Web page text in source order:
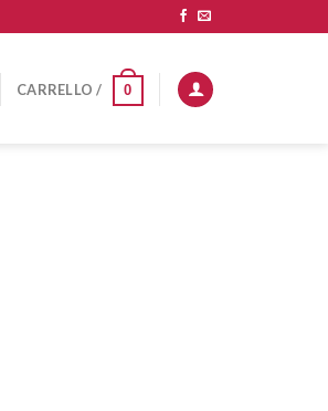
CARRELLO / 0